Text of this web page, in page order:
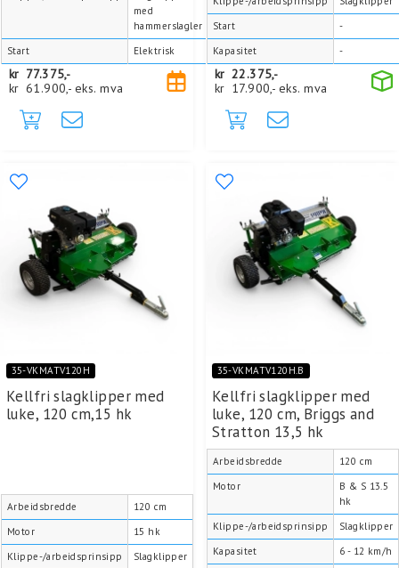
med
hammerslagler
Start
Elektrisk
kr 77.375,-
kr 61.900,- eks. mva
Start
-
Kapasitet
-
kr 22.375,-
kr 17.900,- eks. mva
35-VKMATV120H
Kellfri slagklipper med
luke, 120 cm,15 hk
Arbeidsbredde
120 cm
Motor
15 hk
Klippe-/arbeidsprinsipp
Slagklipper
35-VKMATV120H.B
Kellfri slagklipper med
luke, 120 cm, Briggs and
Stratton 13,5 hk
Arbeidsbredde
120 cm
Motor
B & S 13.5
hk
Klippe-/arbeidsprinsipp
Slagklipper
Kapasitet
6 - 12 km/h